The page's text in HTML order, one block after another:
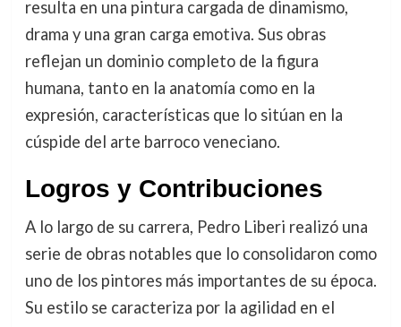
resulta en una pintura cargada de dinamismo,
drama y una gran carga emotiva. Sus obras
reflejan un dominio completo de la figura
humana, tanto en la anatomía como en la
expresión, características que lo sitúan en la
cúspide del arte barroco veneciano.
Logros y Contribuciones
A lo largo de su carrera, Pedro Liberi realizó una
serie de obras notables que lo consolidaron como
uno de los pintores más importantes de su época.
Su estilo se caracteriza por la agilidad en el